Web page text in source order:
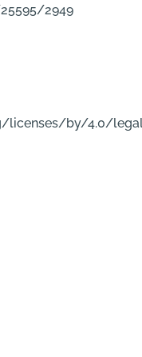
2949
licenses/by/4.0/